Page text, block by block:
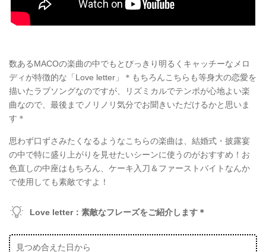
数あるMACOの楽曲の中でもとびっきり明るくキャッチーなメロ
ディが特徴的な「Love letter」＊もちろんこちらも等身大の恋愛を
描いたラブソングなのですが、リズミカルでテンポが心地よい楽
曲なので、最後までノリノリ気分でお聞きいただけるかと思いま
す＊
思わず口ずさみたくなるようなこちらの楽曲は、結婚式・披露宴
の中で特に盛り上がりを見せたいシーンに使うのがおすすめ！お
色直しの中座はもちろん、ケーキ入刀＆ファーストバイトなんか
で使用しても素敵ですよ！
Love letter：素敵なフレーズをご紹介します＊
見つめ合えた日から